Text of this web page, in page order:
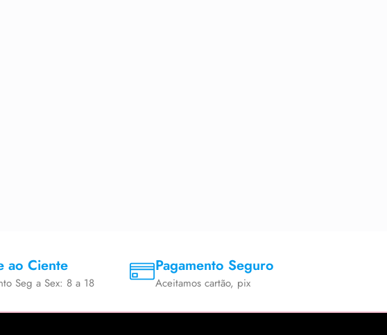
ao Ciente
Seg a Sex: 8 a 18
Pagamento Seguro
Aceitamos cartão, pix